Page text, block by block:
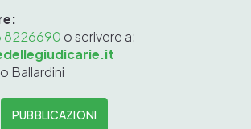
8226690 o scrivere a:
Ballardini
PUBBLICAZIONI